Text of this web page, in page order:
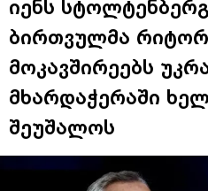
იენს
ბირთვულმა
მოკავშირეებს
მხარდაჭერაში
შეუშალოს